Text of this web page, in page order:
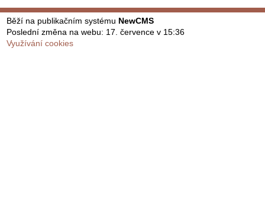
Běží na publikačním systému NewCMS
Poslední změna na webu: 17. července v 15:36
Využívání cookies